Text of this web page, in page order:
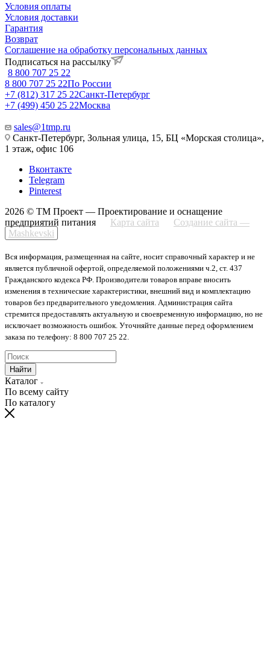
Условия оплаты
Условия доставки
Гарантия
Возврат
Соглашение на обработку персональных данных
Подписаться на рассылку
8 800 707 25 22
8 800 707 25 22По России
+7 (812) 317 25 22Санкт-Петербург
+7 (499) 450 25 22Москва
sales@1tmp.ru
Санкт-Петербург, Зольная улица, 15, БЦ «Морская столица»,
1 этаж, офис 106
Вконтакте
Telegram
Pinterest
2026 © ТМ Проект — Проектирование и оснащение
предприятий питания
Карта сайта
Создание сайта —
Mashkevski
Вся информация, размещенная на сайте, носит справочный характер и не
является публичной офертой, определяемой положениями ч.2, ст. 437
Гражданского кодекса РФ. Производители товаров вправе вносить
изменения в технические характеристики, внешний вид и комплектацию
товаров без предварительного уведомления. Администрация сайта
стремится предоставлять актуальную и своевременную информацию, но не
исключает возможность ошибок. Уточняйте данные перед оформлением
заказа по телефону: 8 800 707 25 22.
Найти
Каталог
По всему сайту
По каталогу